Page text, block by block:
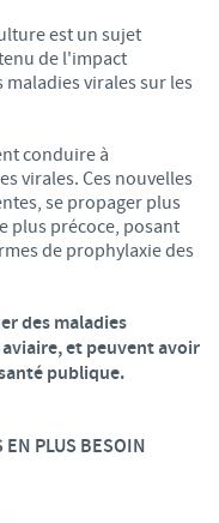
est un sujet
de l'impact
virales sur les
conduire à
virales. Ces nouvelles
se propager plus
plus précoce, posant
de prophylaxie des
des maladies
et peuvent avoir
publique.
EN PLUS BESOIN